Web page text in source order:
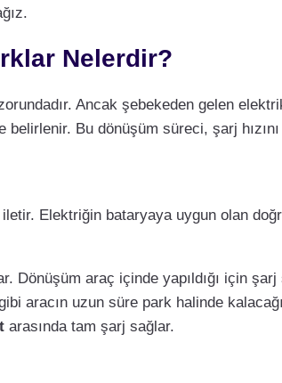
Nelerdir?
Ancak şebekeden gelen
Bu dönüşüm süreci, şarj
Elektriğin bataryaya uygun olan
Dönüşüm araç içinde yapıldığı için
aracın uzun süre park halinde
arasında tam şarj sağlar.